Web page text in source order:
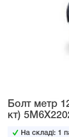
Болт метр
кт)
На складі: 1